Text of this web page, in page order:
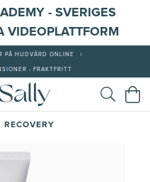
- SVERIGES
VIDEOPLATTFORM
PÅ HUDVÅRD ONLINE
- FRAKTFRITT
RECOVERY